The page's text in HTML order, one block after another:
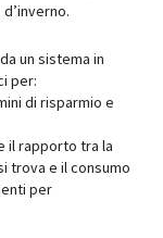
un sistema in
per:
di risparmio e
il rapporto tra la
trova e il consumo
per